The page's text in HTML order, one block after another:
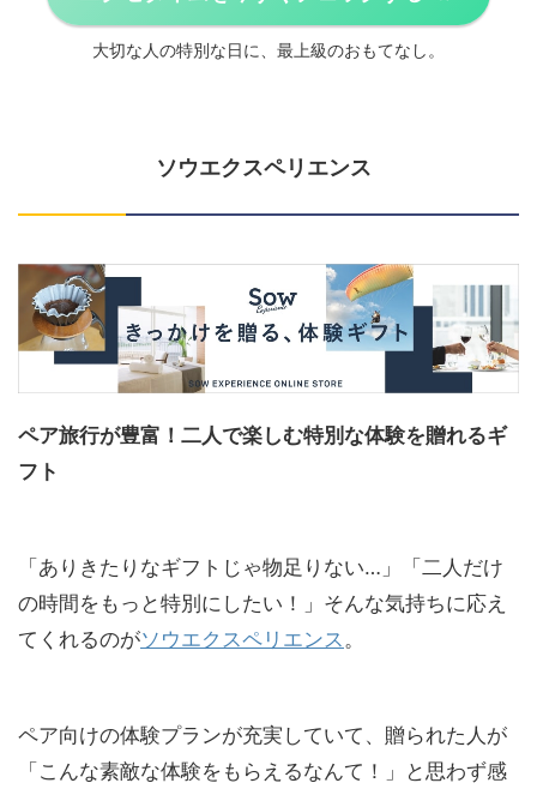
大切な人の特別な日に、最上級のおもてなし。
ソウエクスペリエンス
ペア旅行が豊富！二人で楽しむ特別な体験を贈れるギ
フト
「ありきたりなギフトじゃ物足りない…」「二人だけ
の時間をもっと特別にしたい！」そんな気持ちに応え
てくれるのがソウエクスペリエンス。
ペア向けの体験プランが充実していて、贈られた人が
「こんな素敵な体験をもらえるなんて！」と思わず感